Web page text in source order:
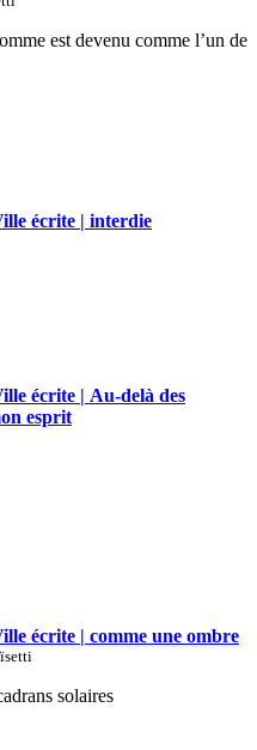
est devenu comme l’un de
écrite | interdie
écrite | Au-delà des
esprit
écrite | comme une ombre
solaires